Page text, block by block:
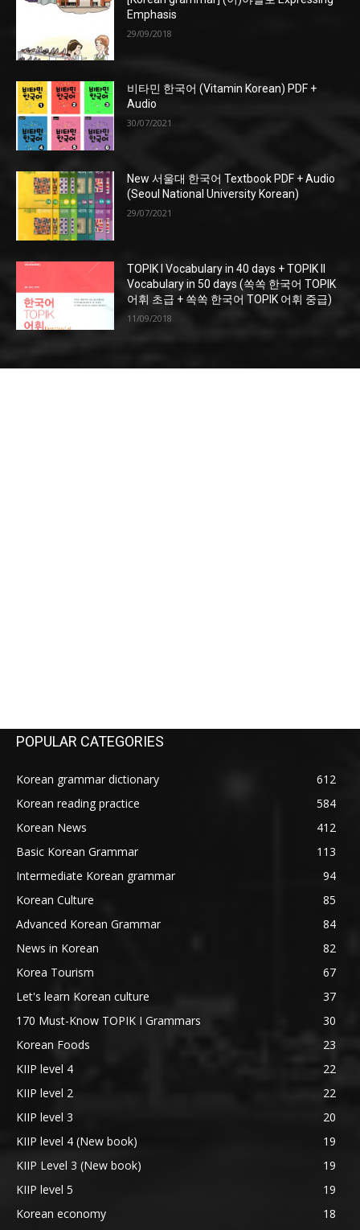
Emphasis
29/09/2018
비타민 한국어 (Vitamin Korean) PDF +
Audio
30/07/2021
New 서울대 한국어 Textbook PDF + Audio
(Seoul National University Korean)
29/07/2021
TOPIK I Vocabulary in 40 days + TOPIK II
Vocabulary in 50 days (쏙쏙 한국어 TOPIK
어휘 초급 + 쏙쏙 한국어 TOPIK 어휘 중급)
11/09/2018
POPULAR CATEGORIES
Korean grammar dictionary
612
Korean reading practice
584
Korean News
412
Basic Korean Grammar
113
Intermediate Korean grammar
94
Korean Culture
85
Advanced Korean Grammar
84
News in Korean
82
Korea Tourism
67
Let's learn Korean culture
37
170 Must-Know TOPIK I Grammars
30
Korean Foods
23
KIIP level 4
22
KIIP level 2
22
KIIP level 3
20
KIIP level 4 (New book)
19
KIIP Level 3 (New book)
19
KIIP level 5
19
Korean economy
18